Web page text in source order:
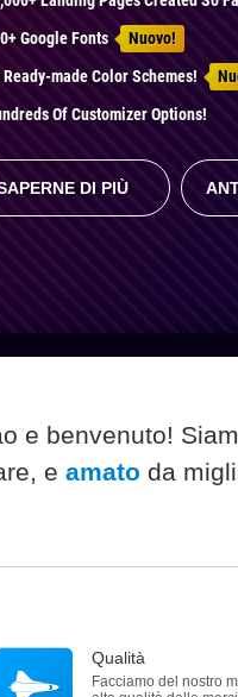
Google Fonts
Nuovo!
Ready-made Color Schemes!
Of Customizer Options!
DI PIÙ
e benvenuto!
e amato da
Qualità
Facciamo del nostro